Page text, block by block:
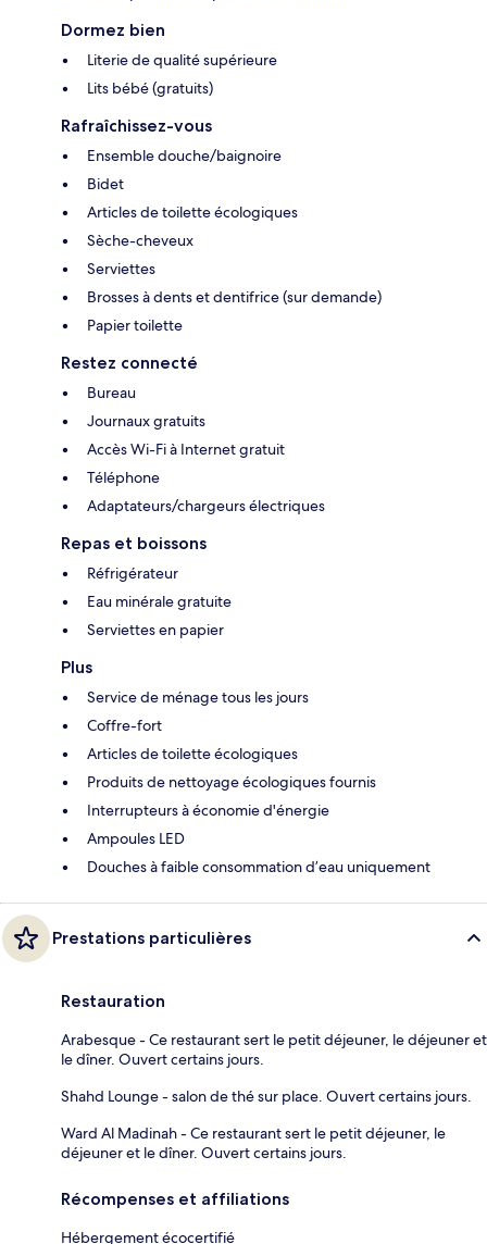
Dormez bien
Literie de qualité supérieure
Lits bébé (gratuits)
Rafraîchissez-vous
Ensemble douche/baignoire
Bidet
Articles de toilette écologiques
Sèche-cheveux
Serviettes
Brosses à dents et dentifrice (sur demande)
Papier toilette
Restez connecté
Bureau
Journaux gratuits
Accès Wi-Fi à Internet gratuit
Téléphone
Adaptateurs/chargeurs électriques
Repas et boissons
Réfrigérateur
Eau minérale gratuite
Serviettes en papier
Plus
Service de ménage tous les jours
Coffre-fort
Articles de toilette écologiques
Produits de nettoyage écologiques fournis
Interrupteurs à économie d'énergie
Ampoules LED
Douches à faible consommation d’eau uniquement
Prestations particulières
Restauration
Arabesque - Ce restaurant sert le petit déjeuner, le déjeuner et
le dîner. Ouvert certains jours.
Shahd Lounge - salon de thé sur place. Ouvert certains jours.
Ward Al Madinah - Ce restaurant sert le petit déjeuner, le
déjeuner et le dîner. Ouvert certains jours.
Récompenses et affiliations
Hébergement écocertifié